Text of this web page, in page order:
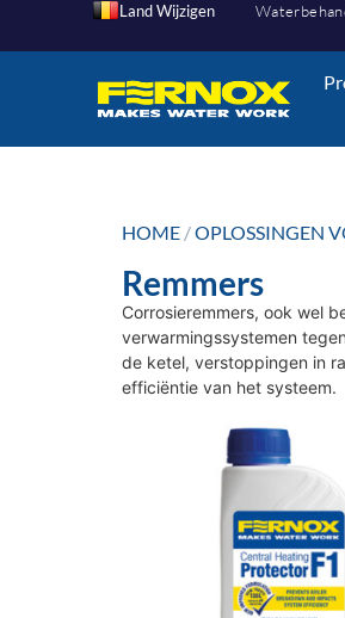
Land Wijzigen
HOME /OPLOSSINGEN
Remmers
Corrosieremmers, ook wel
verwarmingssystemen
de ketel, verstoppingen in
efficiëntie van het systeem.